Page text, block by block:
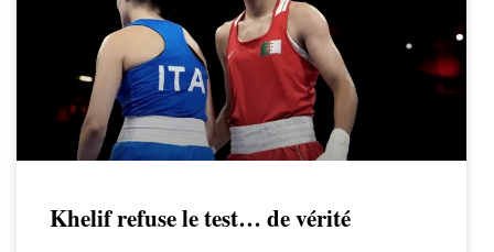
Khelif refuse le test… de vérité